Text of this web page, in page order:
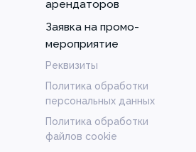
арендаторов
Заявка на промо-
мероприятие
Реквизиты
Политика обработки
персональных данных
Политика обработки
файлов cookie